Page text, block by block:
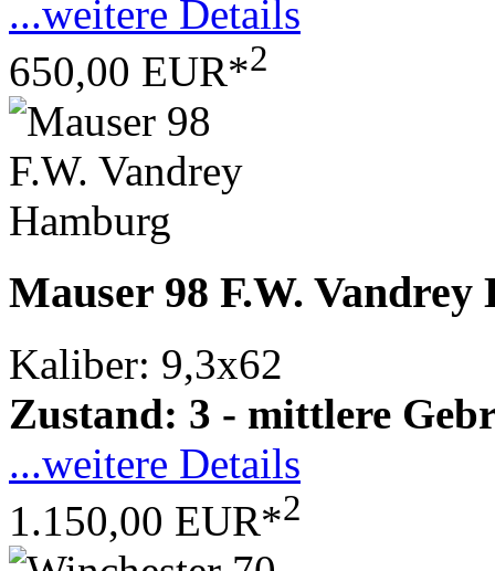
...weitere Details
650,00 EUR*2
Mauser 98 F.W. Vandrey
Kaliber: 9,3x62
Zustand: 3 - mittlere
...weitere Details
1.150,00 EUR*2